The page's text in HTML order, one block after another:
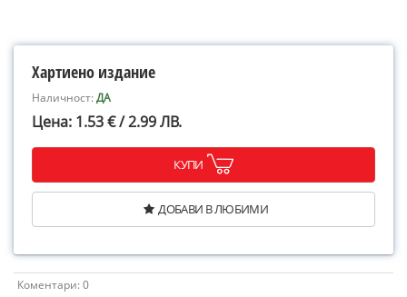
Хартиено издание
Наличност:ДА
Цена: 1.53 € / 2.99 ЛВ.
КУПИ
ДОБАВИ В ЛЮБИМИ
Коментари: 0